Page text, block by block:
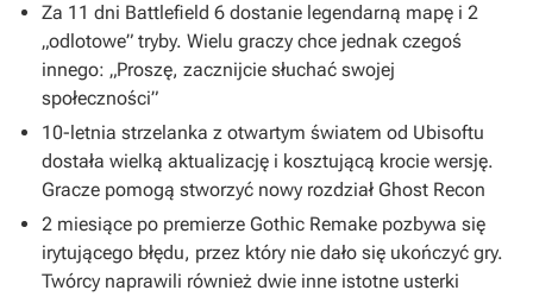
Za 11 dni Battlefield 6 dostanie legendarną mapę i 2
„odlotowe” tryby. Wielu graczy chce jednak czegoś
innego: „Proszę, zacznijcie słuchać swojej
społeczności”
10-letnia strzelanka z otwartym światem od Ubisoftu
dostała wielką aktualizację i kosztującą krocie wersję.
Gracze pomogą stworzyć nowy rozdział Ghost Recon
2 miesiące po premierze Gothic Remake pozbywa się
irytującego błędu, przez który nie dało się ukończyć gry.
Twórcy naprawili również dwie inne istotne usterki